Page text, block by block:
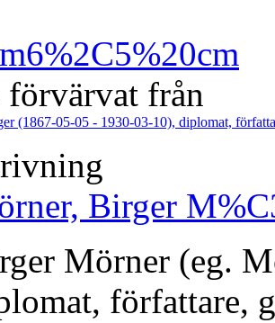
6%2C5%20cm
förvärvat från
(1867-05-05 - 1930-03-10), diplomat,
Birger
Mörner (eg.
författare,